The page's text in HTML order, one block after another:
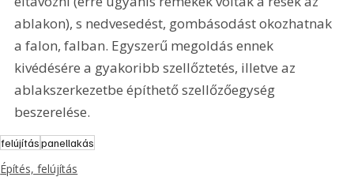
ablakon), s nedvesedést, gombásodást okozhatnak
a falon, falban. Egyszerű megoldás ennek
kivédésére a gyakoribb szellőztetés, illetve az
ablakszerkezetbe építhető szellőzőegység
beszerelése.
felújításpanellakás
Építés, felújítás